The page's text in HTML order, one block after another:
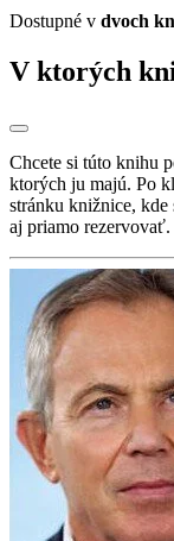
Dostupné v dvoch
V ktorých
Chcete si túto knihu
ktorých ju majú. Po
stránku knižnice,
aj priamo rezervovať.